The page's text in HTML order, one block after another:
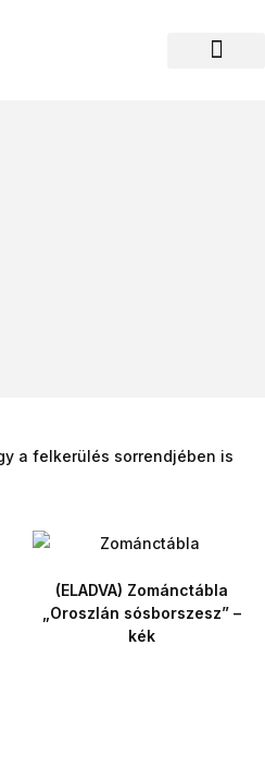
a felkerülés sorrendjében is
(ELADVA) Zománctábla
„Oroszlán sósborszesz” –
kék